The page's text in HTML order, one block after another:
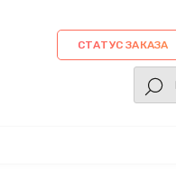
СТАТУС ЗАКАЗА